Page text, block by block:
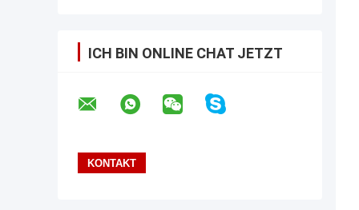
ICH BIN ONLINE CHAT JETZT